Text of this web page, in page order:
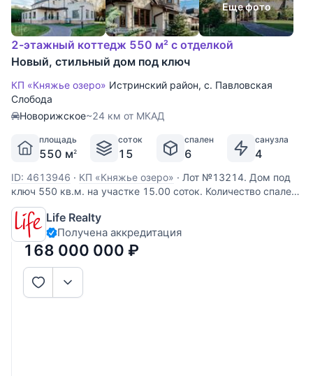
Еще фото
2-этажный коттедж 550 м² с отделкой
Новый, стильный дом под ключ
КП «Княжье озеро» Истринский район, с. Павловская
Слобода
Новорижское~24 км от МКАД
площадь
550 м2
соток
15
спален
6
санузла
4
ID: 4613946 · КП «Княжье озеро» · Лот №13214. Дом под
ключ 550 кв.м. на участке 15.00 соток. Количество спален:
5. Коттеджный посёлок «Княжье Озеро», Новорижское
шоссе, 23 км от МКАД. Участок с разноуровневым
качественным ландшафтом, с использованием немецкого
посадочного материала,
Life Realty
Получена аккредитация
168 000 000 ₽